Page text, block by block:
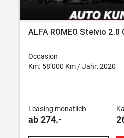
ALFA ROMEO Stelvio 2.0
Occasion
Km: 58’000 Km / Jahr: 2020
Leasing monatlich
ab 274.-